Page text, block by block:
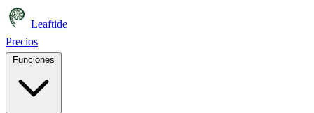
Leaftide
Precios